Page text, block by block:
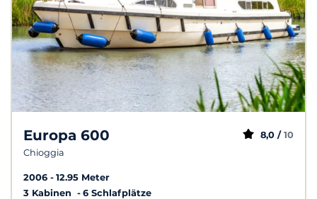
Europa 600
Chioggia
8,0 / 10
2006
12.95 Meter
3 Kabinen
6 Schlafplätze